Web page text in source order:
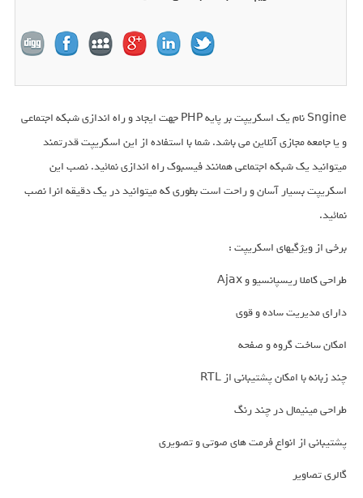
Sngine نام یک اسکریپت بر پایه PHP جهت ایجاد و راه اندازی شبکه اجتماعی
و یا جامعه مجازی آنلاین می باشد. شما با استفاده از این اسکریپت قدرتمند
میتوانید یک شبکه اجتماعی همانند فیسبوک راه اندازی نمائید. نصب این
اسکریپت بسیار آسان و راحت است بطوری که میتوانید در یک دقیقه انرا نصب
نمائید.
برخی از ویژگیهای اسکریپت :
طراحی کاملا ریسپانسیو و Ajax
دارای مدیریت ساده و قوی
امکان ساخت گروه و صفحه
چند زبانه با امکان پشتیبانی از RTL
طراحی مینیمال در چند رنگ
پشتیبانی از انواع فرمت های صوتی و تصویری
گالری تصاویر